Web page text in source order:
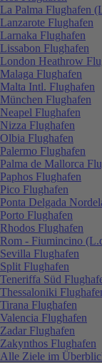
La Palma Flughafen
Lanzarote Flughafen
Larnaka Flughafen
Lissabon Flughafen
London Heathrow
Malaga Flughafen
Malta Intl. Flughafen
München Flughafen
Neapel Flughafen
Nizza Flughafen
Olbia Flughafen
Palermo Flughafen
Palma de Mallorca
Paphos Flughafen
Pico Flughafen
Ponta Delgada
Porto Flughafen
Rhodos Flughafen
Rom - Fiumincino
Sevilla Flughafen
Split Flughafen
Teneriffa Süd
Thessaloniki
Tirana Flughafen
Valencia Flughafen
Zadar Flughafen
Zakynthos Flughafen
Alle Ziele im